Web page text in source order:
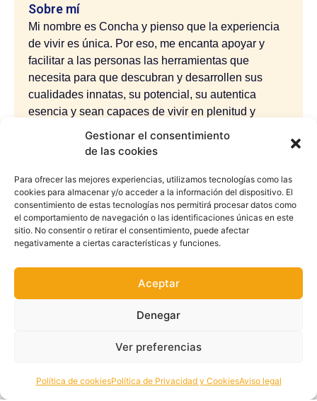
Gestionar el consentimiento
de las cookies
Para ofrecer las mejores experiencias, utilizamos tecnologías como las
cookies para almacenar y/o acceder a la información del dispositivo. El
consentimiento de estas tecnologías nos permitirá procesar datos como
el comportamiento de navegación o las identificaciones únicas en este
sitio. No consentir o retirar el consentimiento, puede afectar
negativamente a ciertas características y funciones.
Aceptar
Denegar
Ver preferencias
Política de cookiesPolítica de Privacidad y CookiesAviso legal
Sobre mí
Mi nombre es Concha y pienso que la experiencia
de vivir es única. Por eso, me encanta apoyar y
facilitar a las personas las herramientas que
necesita para que descubran y desarrollen sus
cualidades innatas, su potencial, su autentica
esencia y sean capaces de vivir en plenitud y
abundancia siempre.
Más posts
recientes